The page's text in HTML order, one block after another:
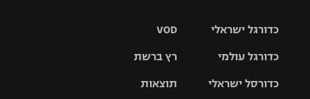
VOD
רץ ברשת
תוצאות
כדורגל ישראלי
כדורגל עולמי
כדורסל ישראלי